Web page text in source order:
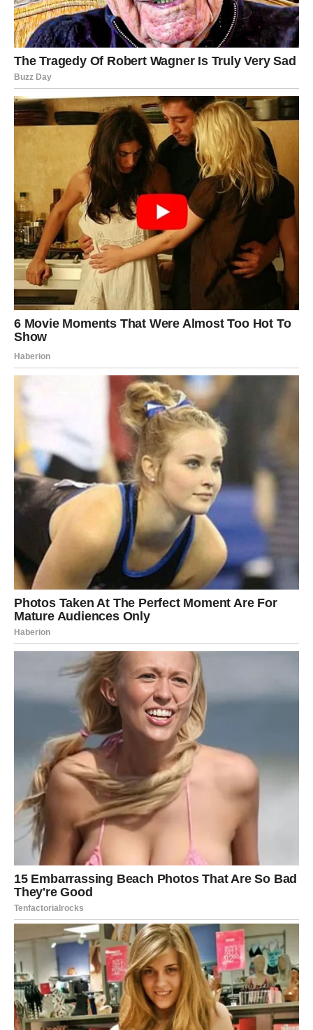
Prava snaga je mir. To je sposobnost da ostanete sabrani kad
sve oko vas gori. Da ne morate vikati da biste bili čuti. Da ne
tražite priznanje, jer znate da vrijedite i bez tuđih aplauza. Ljudi
koji vladaju sobom ne teže dominaciji, već ravnoteži. Oni ne
dokazuju ko su — oni to jednostavno jesu.
Kada naučite da budete tihi, prisutni i nepokolebljivi, više
ne postajete meta. Postajete mjera. Ljudi vas tada ne
testiraju, ne provociraju, ne pokušavaju da vas uzdrmaju,
jer osjete u vama snagu koja ne treba da se brani. To je
emocionalna zrelost — sposobnost da budete čvrsti bez
agresije, sigurni bez nadmetanja i smireni bez potrebe
da dominirate.
I zato, zapamtite: moć nije u tome da vas se boje — već da
niko ni ne pomisli da vas testira. Kada dođete do tog nivoa
unutrašnjeg mira, ne morate objašnjavati ko ste. Dovoljno
je da budete. I to je sasvim dovoljno.
Oglasi